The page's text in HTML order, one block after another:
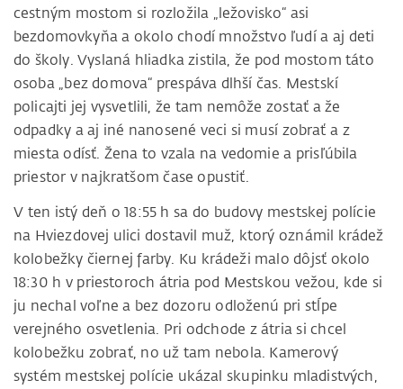
cestným mostom si rozložila „ležovisko“ asi
bezdomovkyňa a okolo chodí množstvo ľudí a aj deti
do školy. Vyslaná hliadka zistila, že pod mostom táto
osoba „bez domova“ prespáva dlhší čas. Mestskí
policajti jej vysvetlili, že tam nemôže zostať a že
odpadky a aj iné nanosené veci si musí zobrať a z
miesta odísť. Žena to vzala na vedomie a prisľúbila
priestor v najkratšom čase opustiť.
V ten istý deň o 18:55 h sa do budovy mestskej polície
na Hviezdovej ulici dostavil muž, ktorý oznámil krádež
kolobežky čiernej farby. Ku krádeži malo dôjsť okolo
18:30 h v priestoroch átria pod Mestskou vežou, kde si
ju nechal voľne a bez dozoru odloženú pri stĺpe
verejného osvetlenia. Pri odchode z átria si chcel
kolobežku zobrať, no už tam nebola. Kamerový
systém mestskej polície ukázal skupinku mladistvých,